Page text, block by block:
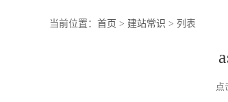
当前位置： 首页 > 建站常识 > 列表
点